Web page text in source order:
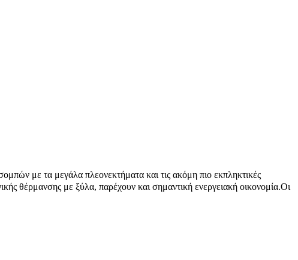
με τα μεγάλα πλεονεκτήματα και τις ακόμη πιο εκπληκτικές
θέρμανσης με ξύλα, παρέχουν και σημαντική ενεργειακή οικονομία.Οι